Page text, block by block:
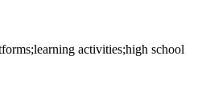
activities;high school